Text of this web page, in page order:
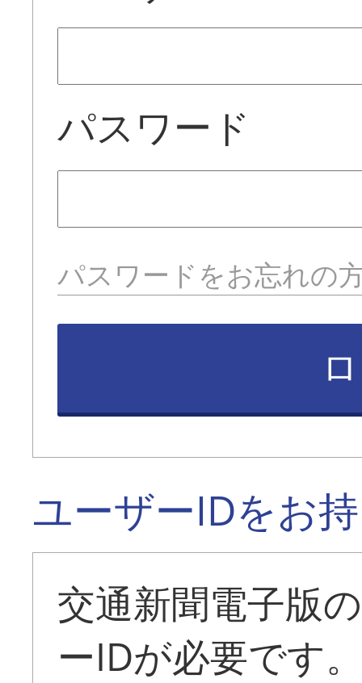
パスワード
パスワードをお忘れの
ユーザーIDをお
交通新聞電子版
ーIDが必要です